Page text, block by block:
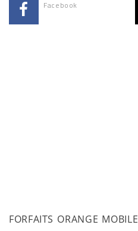
Facebook
FORFAITS ORANGE MOBILE